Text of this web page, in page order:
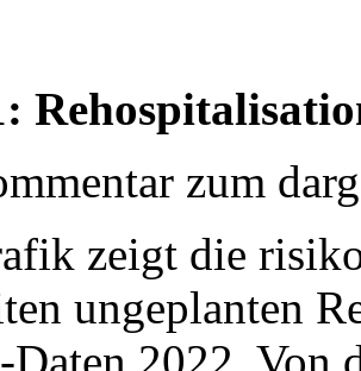
zum
zeigt die
ungeplanten